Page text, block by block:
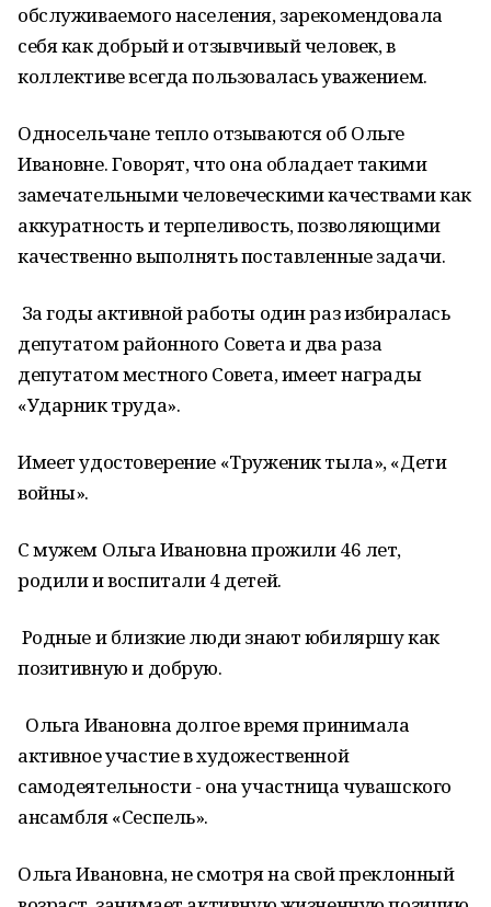
обслуживаемого населения, зарекомендовала
себя как добрый и отзывчивый человек, в
коллективе всегда пользовалась уважением.
Односельчане тепло отзываются об Ольге
Ивановне. Говорят, что она обладает такими
замечательными человеческими качествами как
аккуратность и терпеливость, позволяющими
качественно выполнять поставленные задачи.
За годы активной работы один раз избиралась
депутатом районного Совета и два раза
депутатом местного Совета, имеет награды
«Ударник труда».
Имеет удостоверение «Труженик тыла», «Дети
войны».
С мужем Ольга Ивановна прожили 46 лет,
родили и воспитали 4 детей.
Родные и близкие люди знают юбиляршу как
позитивную и добрую.
Ольга Ивановна долгое время принимала
активное участие в художественной
самодеятельности - она участница чувашского
ансамбля «Сеспель».
Ольга Ивановна, не смотря на свой преклонный